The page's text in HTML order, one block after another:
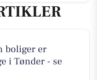
boliger er
i Tønder - se